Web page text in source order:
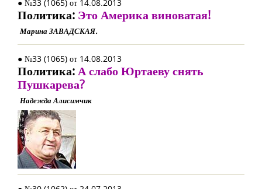
● №33 (1065) от 14.08.2013
Политика: Это Америка виноватая!
Марина ЗАВАДСКАЯ.
● №33 (1065) от 14.08.2013
Политика:А слабо Юртаеву снять
Пушкарева?
Надежда Алисимчик